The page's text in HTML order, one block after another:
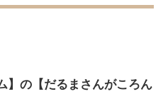
】の【だるまさんがころん